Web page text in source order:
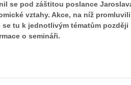
se pod záštitou poslance
vztahy. Akce, na níž promluvili
tu k jednotlivým tématům později
o semináři.